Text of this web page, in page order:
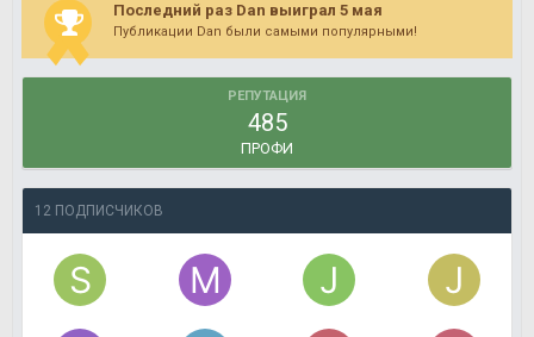
Последний раз Dan выиграл 5 мая
Публикации Dan были самыми популярными!
РЕПУТАЦИЯ
485
ПРОФИ
12 ПОДПИСЧИКОВ